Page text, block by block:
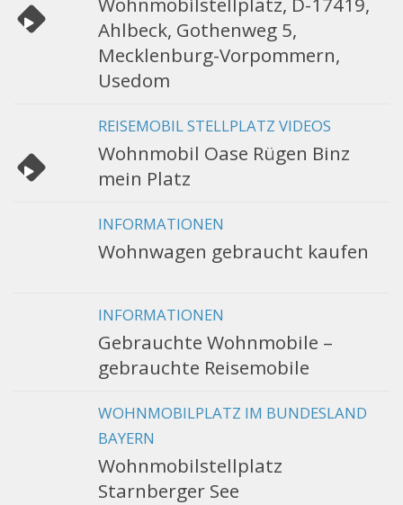
Ahlbeck, Gothenweg 5,
Mecklenburg-Vorpommern,
Usedom
REISEMOBIL STELLPLATZ VIDEOS
Wohnmobil Oase Rügen Binz
mein Platz
INFORMATIONEN
Wohnwagen gebraucht kaufen
INFORMATIONEN
Gebrauchte Wohnmobile –
gebrauchte Reisemobile
WOHNMOBILPLATZ IM BUNDESLAND
BAYERN
Wohnmobilstellplatz
Starnberger See